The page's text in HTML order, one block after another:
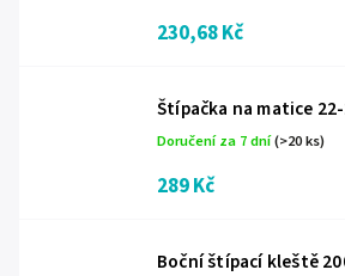
230,68 Kč
Štípačka na matice
Doručení za 7 dní(>20 ks)
289 Kč
Boční štípací kleště